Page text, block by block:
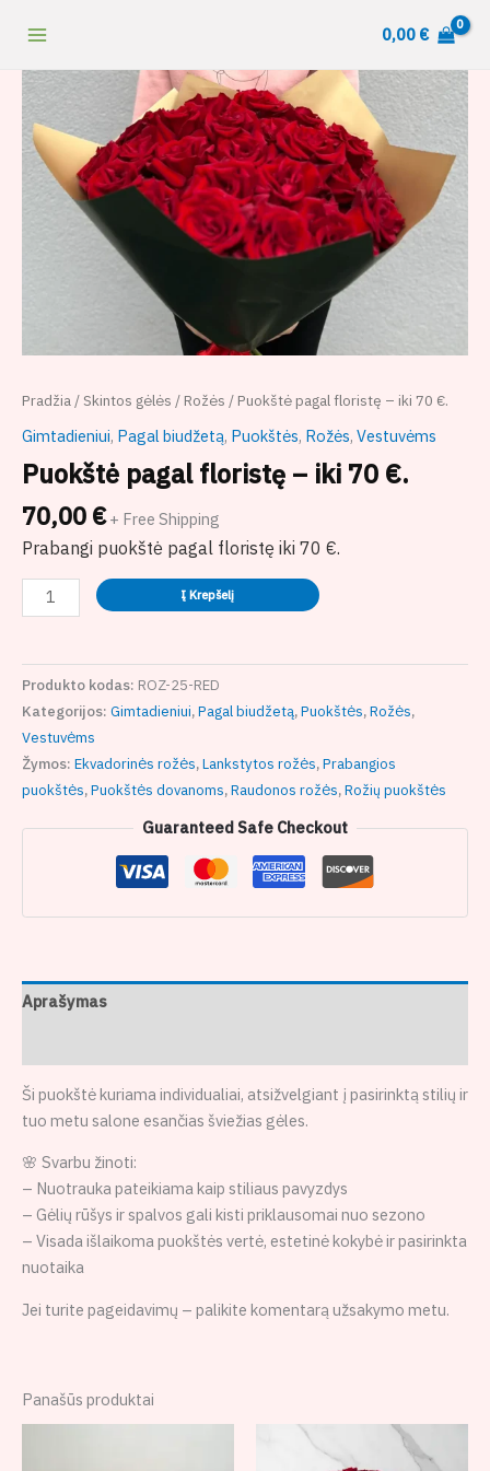
0,00 €
Pradžia /Skintos gėlės /Rožės / Puokštė pagal floristę – iki 70 €.
Gimtadieniui, Pagal biudžetą, Puokštės, Rožės, Vestuvėms
Puokštė pagal floristę – iki 70 €.
70,00 € + Free Shipping
Prabangi puokštė pagal floristę iki 70 €.
produkto
kiekis:
Puokštė
pagal
floristę
Į Krepšelį
Produkto kodas: ROZ-25-RED
Kategorijos: Gimtadieniui,Pagal biudžetą,Puokštės,Rožės,
Vestuvėms
Žymos: Ekvadorinės rožės,Lankstytos rožės,Prabangios
puokštės,Puokštės dovanoms,Raudonos rožės,Rožių puokštės
Guaranteed Safe Checkout
Aprašymas
Ši puokštė kuriama individualiai, atsižvelgiant į pasirinktą stilių ir
tuo metu salone esančias šviežias gėles.
🌸 Svarbu žinoti:
– Nuotrauka pateikiama kaip stiliaus pavyzdys
– Gėlių rūšys ir spalvos gali kisti priklausomai nuo sezono
– Visada išlaikoma puokštės vertė, estetinė kokybė ir pasirinkta
nuotaika
Jei turite pageidavimų – palikite komentarą užsakymo metu.
Panašūs produktai